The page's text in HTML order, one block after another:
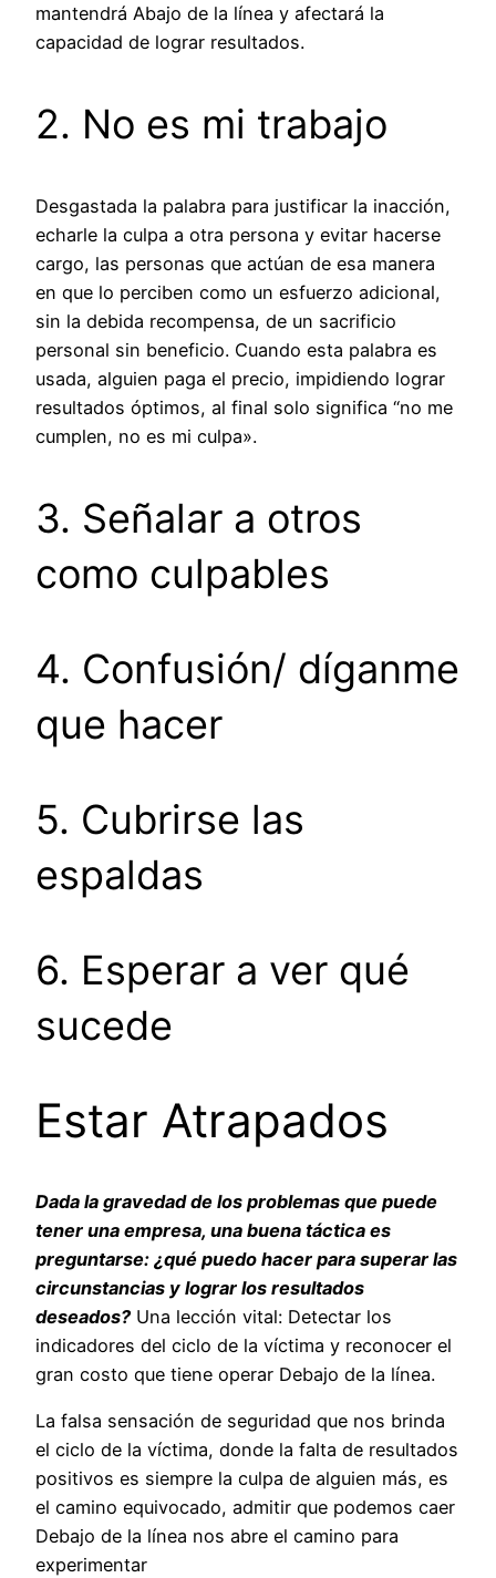
mantendrá Abajo de la línea y afectará la
capacidad de lograr resultados.
2. No es mi trabajo
Desgastada la palabra para justificar la inacción,
echarle la culpa a otra persona y evitar hacerse
cargo, las personas que actúan de esa manera
en que lo perciben como un esfuerzo adicional,
sin la debida recompensa, de un sacrificio
personal sin beneficio. Cuando esta palabra es
usada, alguien paga el precio, impidiendo lograr
resultados óptimos, al final solo significa “no me
cumplen, no es mi culpa».
3. Señalar a otros
como culpables
4. Confusión/ díganme
que hacer
5. Cubrirse las
espaldas
6. Esperar a ver qué
sucede
Estar Atrapados
Dada la gravedad de los problemas que puede
tener una empresa, una buena táctica es
preguntarse: ¿qué puedo hacer para superar las
circunstancias y lograr los resultados
deseados? Una lección vital: Detectar los
indicadores del ciclo de la víctima y reconocer el
gran costo que tiene operar Debajo de la línea.
La falsa sensación de seguridad que nos brinda
el ciclo de la víctima, donde la falta de resultados
positivos es siempre la culpa de alguien más, es
el camino equivocado, admitir que podemos caer
Debajo de la línea nos abre el camino para
experimentar